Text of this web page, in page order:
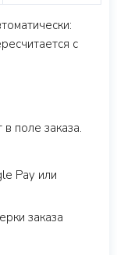
с
в поле заказа.
Pay или
заказа